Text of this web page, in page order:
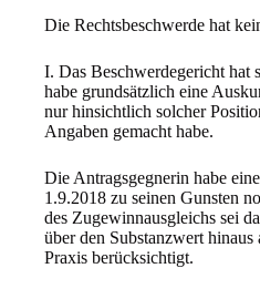
Die Rechtsbeschwerde hat
I. Das Beschwerdegericht hat
habe grundsätzlich eine
nur hinsichtlich solcher
Angaben gemacht habe.
Die Antragsgegnerin habe
1.9.2018 zu seinen Gunsten
des Zugewinnausgleichs sei
über den Substanzwert
Praxis berücksichtigt.